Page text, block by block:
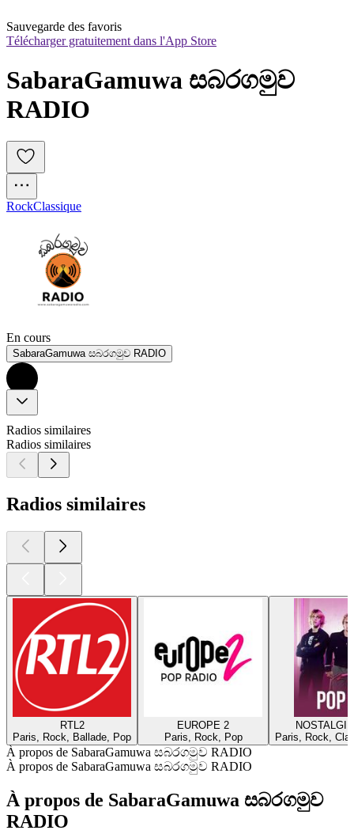
Sauvegarde des favoris
Télécharger gratuitement dans l'App Store
SabaraGamuwa සබරගමුව
RADIO
RockClassique
En cours
SabaraGamuwa සබරගමුව RADIO
Radios similaires
Radios similaires
Radios similaires
RTL2
Paris, Rock, Ballade, Pop
EUROPE 2
Paris, Rock, Pop
Paris, Rock,
À propos de SabaraGamuwa සබරගමුව RADIO
À propos de SabaraGamuwa සබරගමුව RADIO
À propos de SabaraGamuwa සබරගමුව
RADIO